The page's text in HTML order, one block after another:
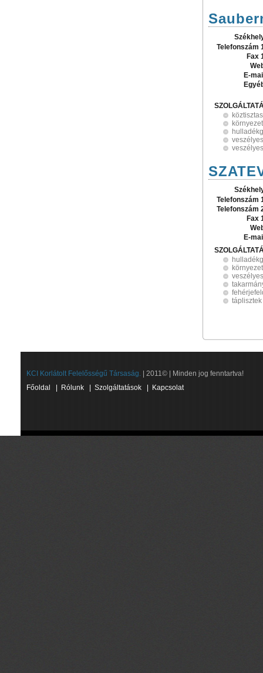
Telefonszám
Fax
E-
Telefonszám
Telefonszám
Fax
E-
táplisztek
KCI Korlátolt Felelősségű Társaság. | 2011© | Minden jog fenntartva!
Főoldal
Rólunk Szolgáltatások Kapcsolat